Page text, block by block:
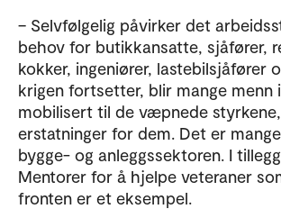
slektninger fra Ukraina som bor
Norge, og nesten halvparten er i
Ukrainske flyktninger har
75 prosent har høyere
lavere andel for de som ankom
snakker bare 36 prosent
85 prosent snakker både russisk
– Selvfølgelig påvirker det
behov for butikkansatte, sjåfører,
kokker, ingeniører, lastebilsjåfører
krigen fortsetter, blir mange
mobilisert til de væpnede
erstatninger for dem. Det er
bygge- og anleggssektoren. I
Mentorer for å hjelpe veteraner
fronten er et eksempel.